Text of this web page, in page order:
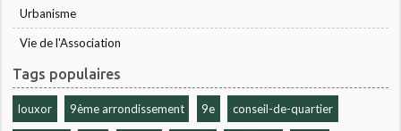
Urbanisme
Vie de l'Association
Tags populaires
louxor 9ème arrondissement 9e conseil-de-quartier